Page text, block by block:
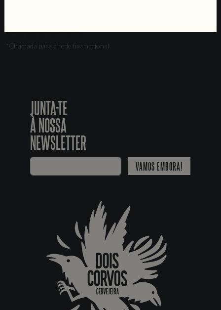
*Chamada para a rede fixa nacional
JUNTA-TE
À NOSSA
NEWSLETTER
VAMOS EMBORA!